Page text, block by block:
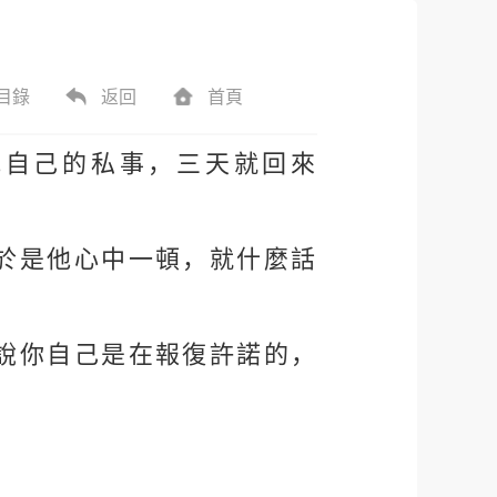
錄 返回 首頁
己的私事，三天就回來
是他心中一頓，就什麼話
自己是在報復許諾的，